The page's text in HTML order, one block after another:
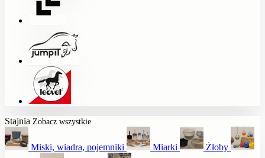
Stajnia Zobacz wszystkie
Miski, wiadra, pojemniki Miarki Żłoby